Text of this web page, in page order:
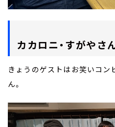
カカロニ・すがやさ
きょうのゲストはお笑いコン
ん。